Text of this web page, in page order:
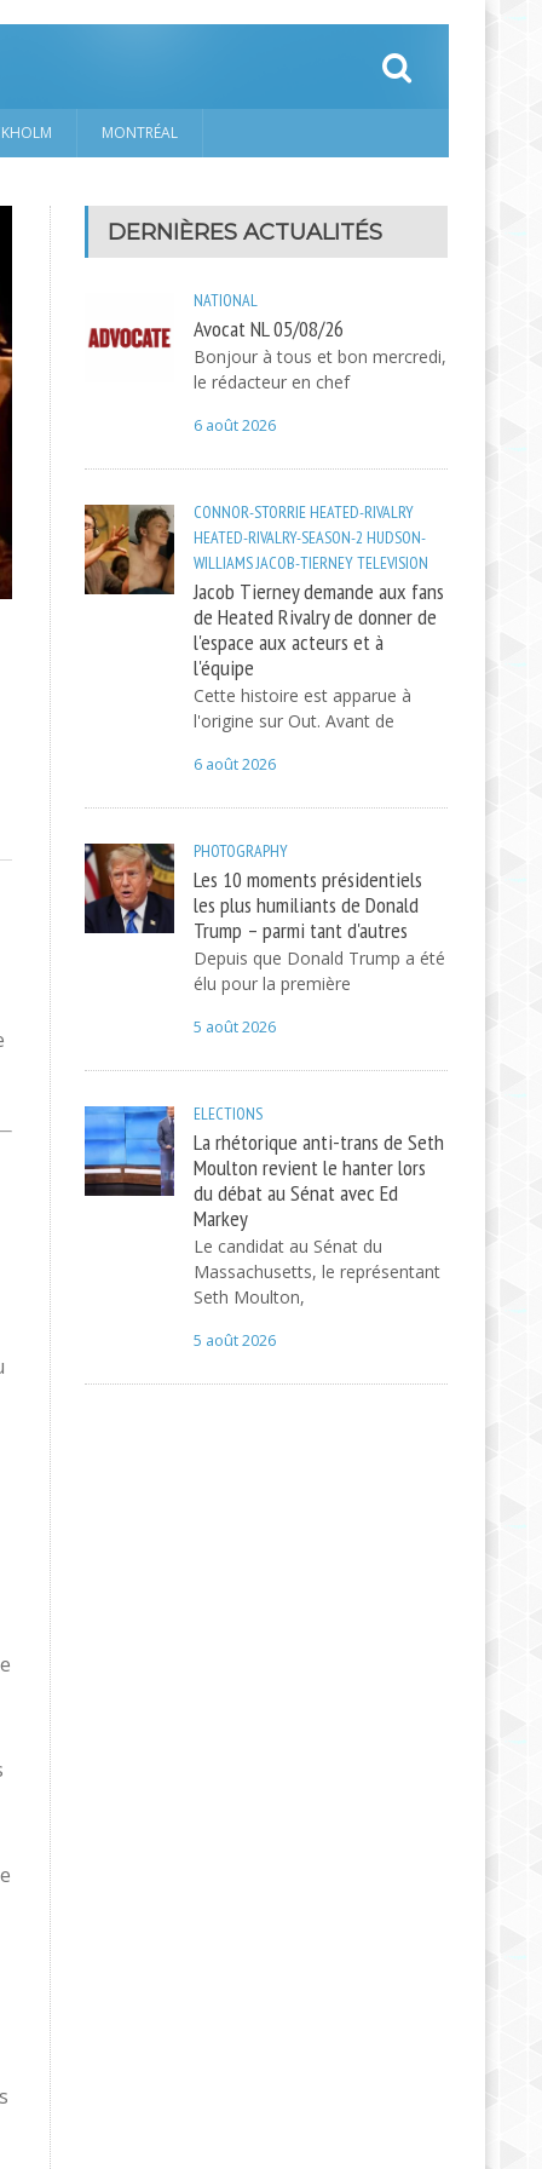
MONTRÉAL
DERNIÈRES ACTUALITÉS
NATIONAL
Avocat NL 05/08/26
Bonjour à tous et bon mercredi,
le rédacteur en chef
6 août 2026
CONNOR-STORRIE HEATED-RIVALRY
HEATED-RIVALRY-SEASON-2 HUDSON-
WILLIAMSJACOB-TIERNEYTELEVISION
Jacob Tierney demande aux fans
de Heated Rivalry de donner de
l'espace aux acteurs et à
l'équipe
Cette histoire est apparue à
l'origine sur Out. Avant de
6 août 2026
PHOTOGRAPHY
Les 10 moments présidentiels
les plus humiliants de Donald
Trump – parmi tant d'autres
Depuis que Donald Trump a été
élu pour la première
5 août 2026
ELECTIONS
La rhétorique anti-trans de Seth
Moulton revient le hanter lors
du débat au Sénat avec Ed
Markey
Le candidat au Sénat du
Massachusetts, le représentant
Seth Moulton,
5 août 2026